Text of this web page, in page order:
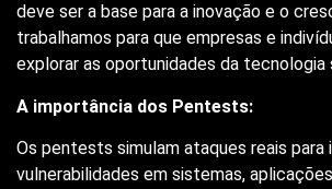
deve ser a base para a inovação e o
trabalhamos para que empresas e
explorar as oportunidades da tecnologia
A importância dos Pentests:
Os pentests simulam ataques reais para
vulnerabilidades em sistemas,